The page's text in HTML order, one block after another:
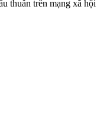
trên mạng xã